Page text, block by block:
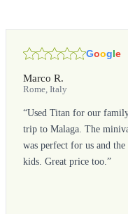
Google
Marco R.
Rome, Italy
“Used Titan for our
trip to Malaga. The
was perfect for us and the
kids. Great price too.”